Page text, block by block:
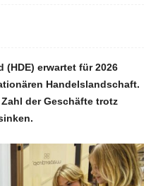
(HDE) erwartet für 2026
Handelslandschaft.
der Geschäfte trotz